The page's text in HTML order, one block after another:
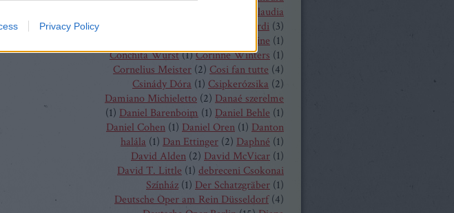
Privacy Policy
Claudia
Claudio Monteverdi (3)
Clémentine Margaine (1)
Conchita Wurst(1)Corinne Winters (1)
Cornelius Meister (2) Cosi fan tutte (4)
Csinády Dóra (1) Csipkerózsika (2)
Damiano Michieletto (2) Danaé szerelme
(1) Daniel Barenboim (1) Daniel Behle (1)
Daniel Cohen (1) Daniel Oren (1) Danton
halála (1) Dan Ettinger (2) Daphné (1)
David Alden (2) David McVicar (1)
David T. Little (1) debreceni Csokonai
Színház (1) Der Schatzgräber (1)
Deutsche Oper am Rein Düsseldorf (4)